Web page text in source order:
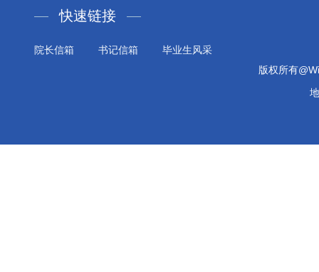
快速链接
院长信箱 书记信箱
毕业生风采
版权所有